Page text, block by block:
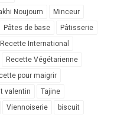
Noujoum
Minceur
Pâtes de base
Pâtisserie
Recette International
Recette Végétarienne
pour maigrir
valentin
Tajine
Viennoiserie
biscuit